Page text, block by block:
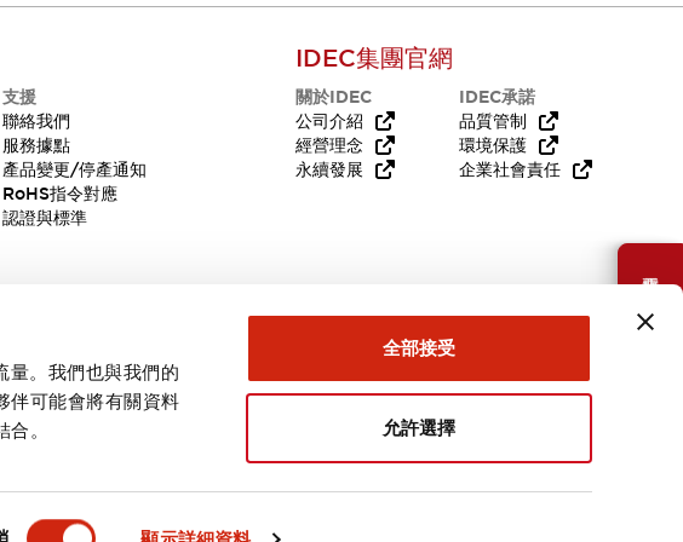
量。我們也與我們的
伴可能會將有關資料
。
全部接受
允許選擇
需要幫助嗎？
支援
聯絡我們
服務據點
產品變更/停產通知
RoHS指令對應
認證與標準
IDEC集團官網
關於IDEC
公司介紹
經營理念
永續發展
IDEC承諾
品質管制
環境保護
企業社會責任
台灣